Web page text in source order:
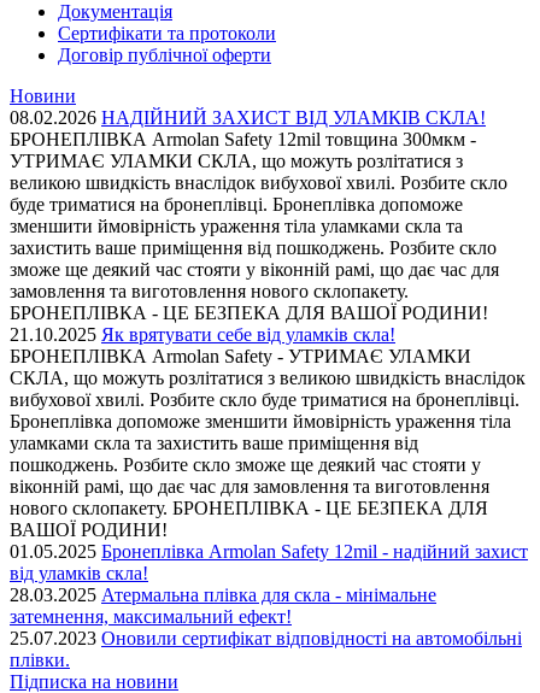
Документація
Сертифікати та протоколи
Договір публічної оферти
Новини
08.02.2026 НАДІЙНИЙ ЗАХИСТ ВІД УЛАМКІВ СКЛА!
БРОНЕПЛІВКА Armolan Safety 12mil товщина 300мкм -
УТРИМАЄ УЛАМКИ СКЛА, що можуть розлітатися з
великою швидкість внаслідок вибухової хвилі. Розбите скло
буде триматися на бронеплівці. Бронеплівка допоможе
зменшити ймовірність ураження тіла уламками скла та
захистить ваше приміщення від пошкоджень. Розбите скло
зможе ще деякий час стояти у віконній рамі, що дає час для
замовлення та виготовлення нового склопакету.
БРОНЕПЛІВКА - ЦЕ БЕЗПЕКА ДЛЯ ВАШОЇ РОДИНИ!
21.10.2025 Як врятувати себе від уламків скла!
БРОНЕПЛІВКА Armolan Safety - УТРИМАЄ УЛАМКИ
СКЛА, що можуть розлітатися з великою швидкість внаслідок
вибухової хвилі. Розбите скло буде триматися на бронеплівці.
Бронеплівка допоможе зменшити ймовірність ураження тіла
уламками скла та захистить ваше приміщення від
пошкоджень. Розбите скло зможе ще деякий час стояти у
віконній рамі, що дає час для замовлення та виготовлення
нового склопакету. БРОНЕПЛІВКА - ЦЕ БЕЗПЕКА ДЛЯ
ВАШОЇ РОДИНИ!
01.05.2025 Бронеплівка Armolan Safety 12mil - надійний захист
від уламків скла!
28.03.2025 Атермальна плівка для скла - мінімальне
затемнення, максимальний ефект!
25.07.2023 Оновили сертифікат відповідності на автомобільні
плівки.
Підписка на новини